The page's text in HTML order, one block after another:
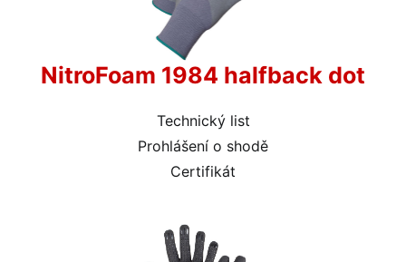
NitroFoam 1984 halfback dot
Technický list
Prohlášení o shodě
Certifikát